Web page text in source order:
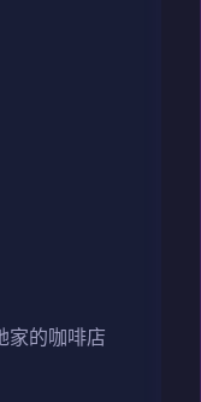
的咖啡店